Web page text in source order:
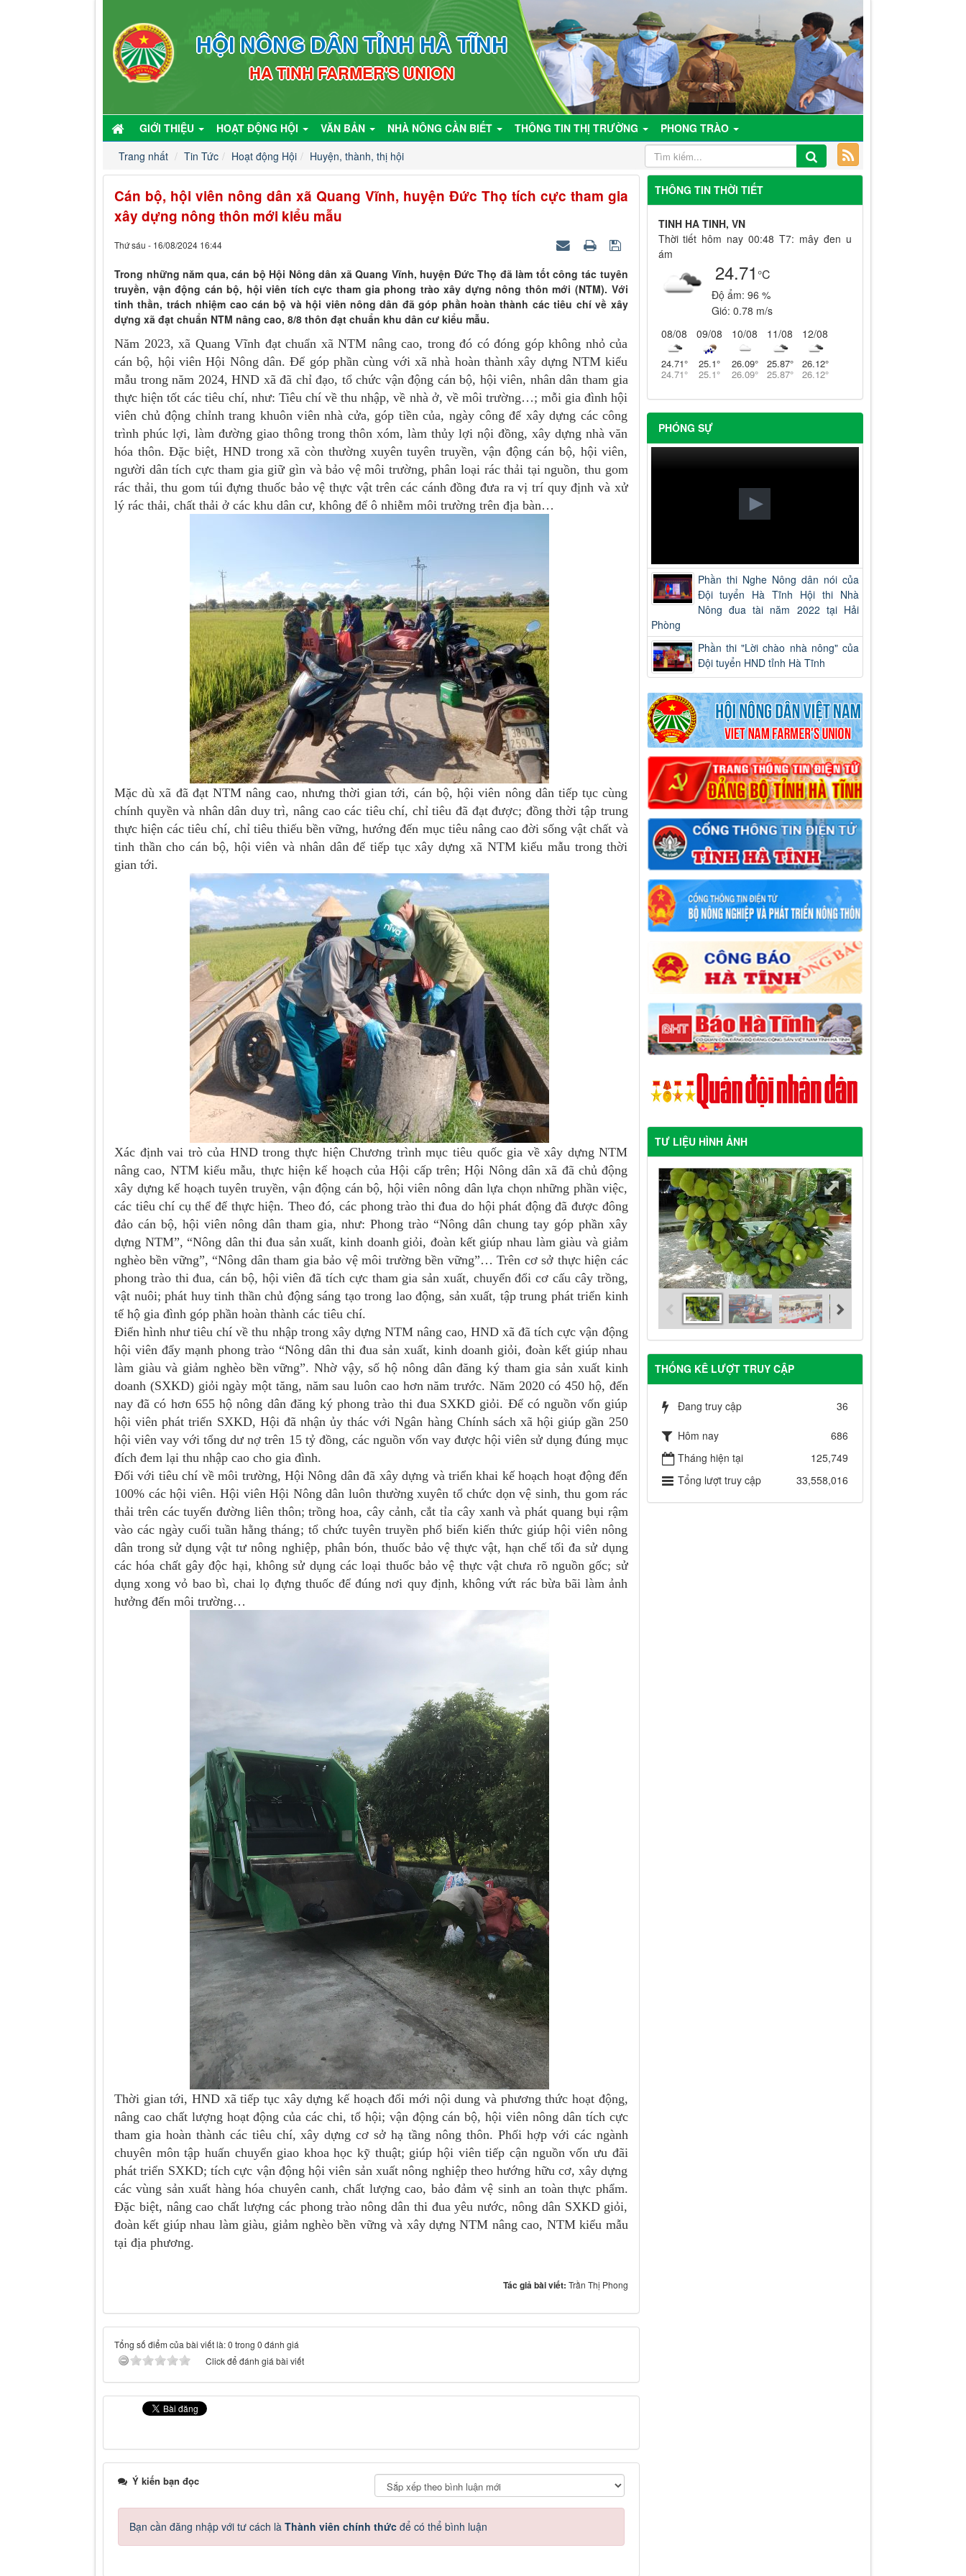
HỘI NÔNG DÂN TỈNH HÀ TĨNH
HA TINH FARMER'S UNION
GIỚI THIỆU HOẠT ĐỘNG HỘI VĂN BẢN NHÀ NÔNG CẦN BIẾT THÔNG TIN THỊ TRƯỜNG
PHONG TRÀO
Trang nhất
Tin Tức Hoạt động Hội Huyện, thành, thị hội
Cán bộ, hội viên nông dân xã Quang Vĩnh, huyện Đức Thọ tích cực tham gia
xây dựng nông thôn mới kiểu mẫu
Thứ sáu - 16/08/2024 16:44
Trong những năm qua, cán bộ Hội Nông dân xã Quang Vĩnh, huyện Đức Thọ đã làm tốt công tác tuyên
truyền, vận động cán bộ, hội viên tích cực tham gia phong trào xây dựng nông thôn mới (NTM). Với
tinh thần, trách nhiệm cao cán bộ và hội viên nông dân đã góp phần hoàn thành các tiêu chí về xây
dựng xã đạt chuẩn NTM nâng cao, 8/8 thôn đạt chuẩn khu dân cư kiểu mẫu.
Năm 2023, xã Quang Vĩnh đạt chuẩn xã NTM nâng cao, trong đó có đóng góp không nhỏ của
cán bộ, hội viên Hội Nông dân. Để góp phần cùng với xã nhà hoàn thành xây dựng NTM kiểu
mẫu trong năm 2024, HND xã đã chỉ đạo, tổ chức vận động cán bộ, hội viên, nhân dân tham gia
thực hiện tốt các tiêu chí, như: Tiêu chí về thu nhập, về nhà ở, về môi trường…; mỗi gia đình hội
viên chủ động chỉnh trang khuôn viên nhà cửa, góp tiền của, ngày công để xây dựng các công
trình phúc lợi, làm đường giao thông trong thôn xóm, làm thủy lợi nội đồng, xây dựng nhà văn
hóa thôn. Đặc biệt, HND trong xã còn thường xuyên tuyên truyền, vận động cán bộ, hội viên,
người dân tích cực tham gia giữ gìn và bảo vệ môi trường, phân loại rác thải tại nguồn, thu gom
rác thải, thu gom túi đựng thuốc bảo vệ thực vật trên các cánh đồng đưa ra vị trí quy định và xử
lý rác thải, chất thải ở các khu dân cư, không để ô nhiễm môi trường trên địa bàn…
Mặc dù xã đã đạt NTM nâng cao, nhưng thời gian tới, cán bộ, hội viên nông dân tiếp tục cùng
chính quyền và nhân dân duy trì, nâng cao các tiêu chí, chỉ tiêu đã đạt được; đồng thời tập trung
thực hiện các tiêu chí, chỉ tiêu thiếu bền vững, hướng đến mục tiêu nâng cao đời sống vật chất và
tinh thần cho cán bộ, hội viên và nhân dân để tiếp tục xây dựng xã NTM kiểu mẫu trong thời
gian tới.
Xác định vai trò của HND trong thực hiện Chương trình mục tiêu quốc gia về xây dựng NTM
nâng cao, NTM kiểu mẫu, thực hiện kế hoạch của Hội cấp trên; Hội Nông dân xã đã chủ động
xây dựng kế hoạch tuyên truyền, vận động cán bộ, hội viên nông dân lựa chọn những phần việc,
các tiêu chí cụ thể để thực hiện. Theo đó, các phong trào thi đua do hội phát động đã được đông
đảo cán bộ, hội viên nông dân tham gia, như: Phong trào “Nông dân chung tay góp phần xây
dựng NTM”, “Nông dân thi đua sản xuất, kinh doanh giỏi, đoàn kết giúp nhau làm giàu và giảm
nghèo bền vững”, “Nông dân tham gia bảo vệ môi trường bền vững”… Trên cơ sở thực hiện các
phong trào thi đua, cán bộ, hội viên đã tích cực tham gia sản xuất, chuyển đổi cơ cấu cây trồng,
vật nuôi; phát huy tinh thần chủ động sáng tạo trong lao động, sản xuất, tập trung phát triển kinh
tế hộ gia đình góp phần hoàn thành các tiêu chí.
Điển hình như tiêu chí về thu nhập trong xây dựng NTM nâng cao, HND xã đã tích cực vận động
hội viên đẩy mạnh phong trào “Nông dân thi đua sản xuất, kinh doanh giỏi, đoàn kết giúp nhau
làm giàu và giảm nghèo bền vững”. Nhờ vậy, số hộ nông dân đăng ký tham gia sản xuất kinh
doanh (SXKD) giỏi ngày một tăng, năm sau luôn cao hơn năm trước. Năm 2020 có 450 hộ, đến
nay đã có hơn 655 hộ nông dân đăng ký phong trào thi đua SXKD giỏi. Để có nguồn vốn giúp
hội viên phát triển SXKD, Hội đã nhận ủy thác với Ngân hàng Chính sách xã hội giúp gần 250
hội viên vay với tổng dư nợ trên 15 tỷ đồng, các nguồn vốn vay được hội viên sử dụng đúng mục
đích đem lại thu nhập cao cho gia đình.
Đối với tiêu chí về môi trường, Hội Nông dân đã xây dựng và triển khai kế hoạch hoạt động đến
100% các hội viên. Hội viên Hội Nông dân luôn thường xuyên tổ chức dọn vệ sinh, thu gom rác
thải trên các tuyến đường liên thôn; trồng hoa, cây cảnh, cắt tỉa cây xanh và phát quang bụi rậm
vào các ngày cuối tuần hằng tháng; tổ chức tuyên truyền phổ biến kiến thức giúp hội viên nông
dân trong sử dụng vật tư nông nghiệp, phân bón, thuốc bảo vệ thực vật, hạn chế tối đa sử dụng
các hóa chất gây độc hại, không sử dụng các loại thuốc bảo vệ thực vật chưa rõ nguồn gốc; sử
dụng xong vỏ bao bì, chai lọ đựng thuốc để đúng nơi quy định, không vứt rác bừa bãi làm ảnh
hưởng đến môi trường…
Thời gian tới, HND xã tiếp tục xây dựng kế hoạch đổi mới nội dung và phương thức hoạt động,
nâng cao chất lượng hoạt động của các chi, tổ hội; vận động cán bộ, hội viên nông dân tích cực
tham gia hoàn thành các tiêu chí, xây dựng cơ sở hạ tầng nông thôn. Phối hợp với các ngành
chuyên môn tập huấn chuyển giao khoa học kỹ thuật; giúp hội viên tiếp cận nguồn vốn ưu đãi
phát triển SXKD; tích cực vận động hội viên sản xuất nông nghiệp theo hướng hữu cơ, xây dựng
các vùng sản xuất hàng hóa chuyên canh, chất lượng cao, bảo đảm vệ sinh an toàn thực phẩm.
Đặc biệt, nâng cao chất lượng các phong trào nông dân thi đua yêu nước, nông dân SXKD giỏi,
đoàn kết giúp nhau làm giàu, giảm nghèo bền vững và xây dựng NTM nâng cao, NTM kiểu mẫu
tại địa phương.
Tác giả bài viết: Trần Thị Phong
Tổng số điểm của bài viết là: 0 trong 0 đánh giá
Click để đánh giá bài viết
Ý kiến bạn đọc
Bạn cần đăng nhập với tư cách là Thành viên chính thức để có thể bình luận
THÔNG TIN THỜI TIẾT
TINH HA TINH, VN
Thời tiết hôm nay 00:48 T7: mây đen u
ám
24.71 °C
Độ ẩm: 96 %
Gió: 0.78 m/s
08/08
24.71°
24.71°
09/08
25.1°
25.1°
10/08
26.09°
26.09°
11/08
25.87°
25.87°
12/08
26.12°
26.12°
PHÓNG SỰ
Phần thi Nghe Nông dân nói của
Đội tuyển Hà Tĩnh Hội thi Nhà
Nông đua tài năm 2022 tại Hải
Phòng
Phần thi "Lời chào nhà nông" của
Đội tuyển HND tỉnh Hà Tĩnh
TƯ LIỆU HÌNH ẢNH
THỐNG KÊ LƯỢT TRUY CẬP
Đang truy cập 36
Hôm nay
686
Tháng hiện tại
125,749
Tổng lượt truy cập
33,558,016